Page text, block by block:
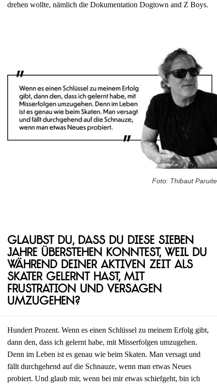
drehen wollte, nämlich die Dokumentation Dogtown and Z Boys.
Foto: Thibaut Paruite
Glaubst du, dass du diese sieben
Jahre überstehen konntest, weil du
während deiner aktiven Zeit als
Skater gelernt hast, mit
Frustration und Versagen
umzugehen?
Hundert Prozent. Wenn es einen Schlüssel zu meinem Erfolg gibt,
dann den, dass ich gelernt habe, mit Misserfolgen umzugehen.
Denn im Leben ist es genau wie beim Skaten. Man versagt und
fällt durchgehend auf die Schnauze, wenn man etwas Neues
probiert. Und glaub mir, wenn bei mir etwas schiefgeht, bin ich